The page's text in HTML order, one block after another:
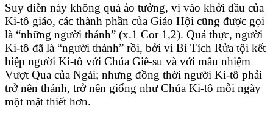
Suy diễn này không quá ảo tưởng, vì vào khởi đầu của
Ki-tô giáo, các thành phần của Giáo Hội cũng được gọi
là “những người thánh” (x.1 Cor 1,2). Quả thực, người
Ki-tô đã là “người thánh” rồi, bởi vì Bí Tích Rửa tội kết
hiệp người Ki-tô với Chúa Giê-su và với mầu nhiệm
Vượt Qua của Ngài; nhưng đồng thời người Ki-tô phải
trở nên thánh, trở nên giống như Chúa Ki-tô mỗi ngày
một mật thiết hơn.